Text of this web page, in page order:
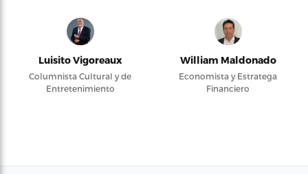
Luisito Vigoreaux
Columnista Cultural y de
Entretenimiento
William Maldonado
Economista y Estratega
Financiero